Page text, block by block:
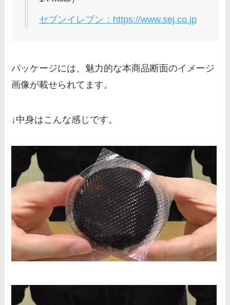
セブンイレブン：https://www.sej.co.jp
パッケージには、魅力的な本商品断面のイメージ
画像が載せられてます。
↓中身はこんな感じです。